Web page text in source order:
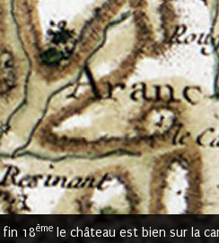
18ème le château est bien sur la